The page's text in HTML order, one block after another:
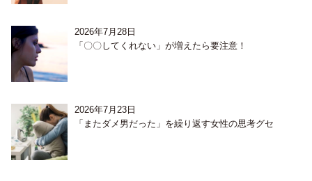
2026年7月28日
「〇〇してくれない」が増えたら要注意！
2026年7月23日
「またダメ男だった」を繰り返す女性の思考グセ